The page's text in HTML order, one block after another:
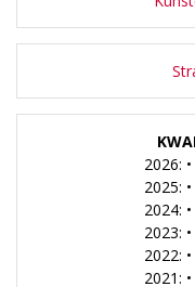
2026:
2025: •
2024: •
2023: •
2022: •
2021: •